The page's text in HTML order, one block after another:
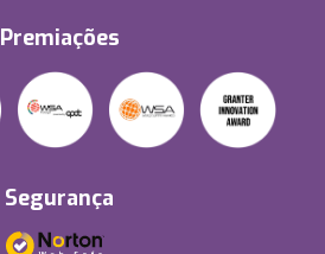
Premiações
Segurança